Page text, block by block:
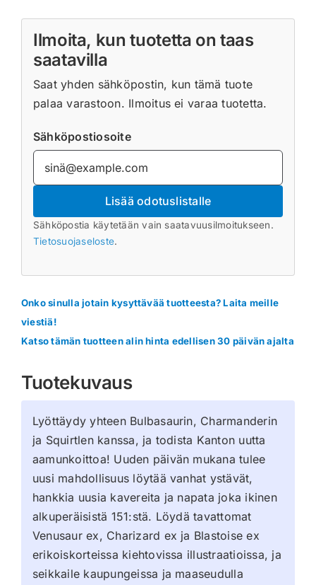
Ilmoita, kun tuotetta on taas
saatavilla
Saat yhden sähköpostin, kun tämä tuote
palaa varastoon. Ilmoitus ei varaa tuotetta.
Sähköpostiosoite
Lisää odotuslistalle
Sähköpostia käytetään vain saatavuusilmoitukseen.
Tietosuojaseloste.
Onko sinulla jotain kysyttävää tuotteesta? Laita meille
viestiä!
Katso tämän tuotteen alin hinta edellisen 30 päivän ajalta
Tuotekuvaus
Lyöttäydy yhteen Bulbasaurin, Charmanderin
ja Squirtlen kanssa, ja todista Kanton uutta
aamunkoittoa! Uuden päivän mukana tulee
uusi mahdollisuus löytää vanhat ystävät,
hankkia uusia kavereita ja napata joka ikinen
alkuperäisistä 151:stä. Löydä tavattomat
Venusaur ex, Charizard ex ja Blastoise ex
erikoiskorteissa kiehtovissa illustraatioissa, ja
seikkaile kaupungeissa ja maaseudulla